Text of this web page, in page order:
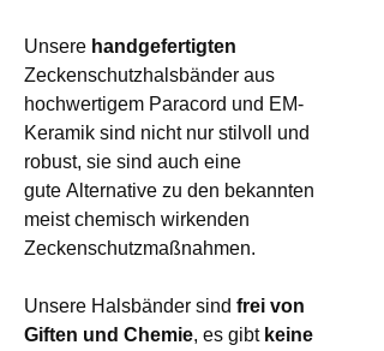
Unsere handgefertigten
Zeckenschutzhalsbänder aus
hochwertigem Paracord und EM-
Keramik sind nicht nur stilvoll und
robust, sie sind auch eine
gute Alternative zu den bekannten
meist chemisch wirkenden
Zeckenschutzmaßnahmen.
Unsere Halsbänder sind frei von
Giften und Chemie, es gibt keine